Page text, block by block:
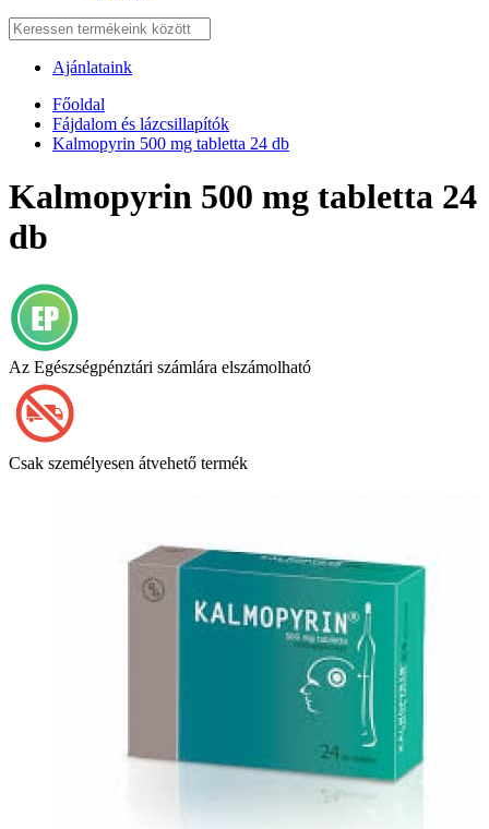
Ajánlataink
Főoldal
Fájdalom és lázcsillapítók
Kalmopyrin 500 mg tabletta 24 db
Kalmopyrin 500 mg tabletta 24
db
Az Egészségpénztári számlára elszámolható
Csak személyesen átvehető termék